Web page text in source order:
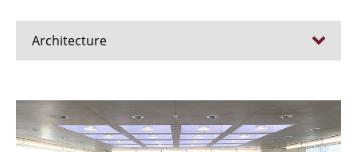
Architecture
Admission procedure 2024